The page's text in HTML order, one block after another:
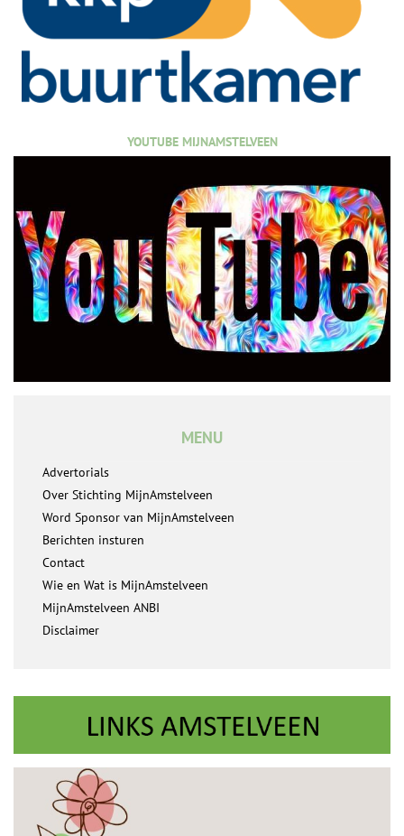
YOUTUBE MIJNAMSTELVEEN
MENU
Advertorials
Over Stichting MijnAmstelveen
Word Sponsor van MijnAmstelveen
Berichten insturen
Contact
Wie en Wat is MijnAmstelveen
MijnAmstelveen ANBI
Disclaimer